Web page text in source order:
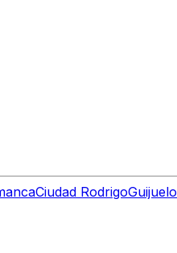
Ciudad RodrigoGuijuelo